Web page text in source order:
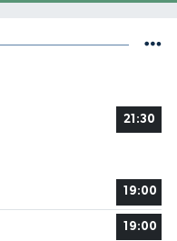
21:30
19:00
19:00